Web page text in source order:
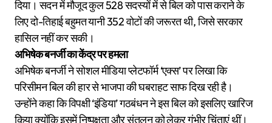
दिया। सदन में मौजूद कुल 528 सदस्यों में से बिल को पास कराने के
लिए दो-तिहाई बहुमत यानी 352 वोटों की जरूरत थी, जिसे सरकार
हासिल नहीं कर सकी।
अभिषेक बनर्जी का केंद्र पर हमला
अभिषेक बनर्जी ने सोशल मीडिया प्लेटफॉर्म ‘एक्स’ पर लिखा कि
परिसीमन बिल की हार से भाजपा की घबराहट साफ दिख रही है।
उन्होंने कहा कि विपक्षी ‘इंडिया’ गठबंधन ने इस बिल को इसलिए खारिज
किया क्योंकि इसमें निष्पक्षता और संतुलन को लेकर गंभीर चिंताएं थीं।